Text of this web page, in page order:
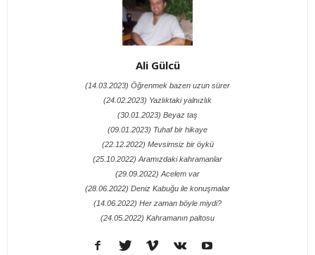
Ali Gülcü
(14.03.2023) Öğrenmek bazen uzun sürer
(24.02.2023) Yazlıktaki yalnızlık
(30.01.2023) Beyaz taş
(09.01.2023) Tuhaf bir hikaye
(22.12.2022) Mevsimsiz bir öykü
(25.10.2022) Aramızdaki kahramanlar
(29.09.2022) Acelem var
(28.06.2022) Deniz Kabuğu ile konuşmalar
(14.06.2022) Her zaman böyle miydi?
(24.05.2022) Kahramanın paltosu